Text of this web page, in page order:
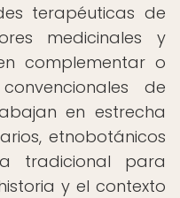
terapéuticas de
medicinales y
complementar o
de
en estrecha
etnobotánicos
tradicional para
y el contexto